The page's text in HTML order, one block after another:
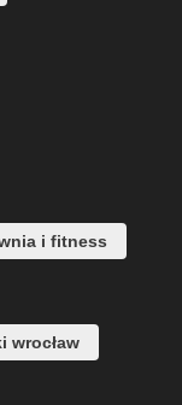
i fitness
wrocław